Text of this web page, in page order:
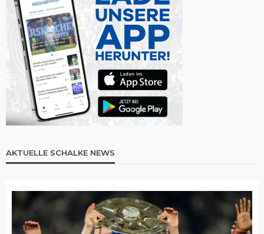
AKTUELLE SCHALKE NEWS